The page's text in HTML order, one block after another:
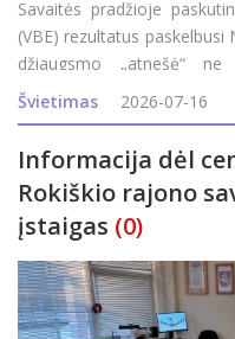
Savaitės pradžioje
(VBE) rezultatus
džiaugsmo „atnešė“
abiturientams, bet ir
paskelbimo Roki&s
Švietimas 2026-07-16
Informacija dėl
Rokiškio rajono
įstaigas (0)